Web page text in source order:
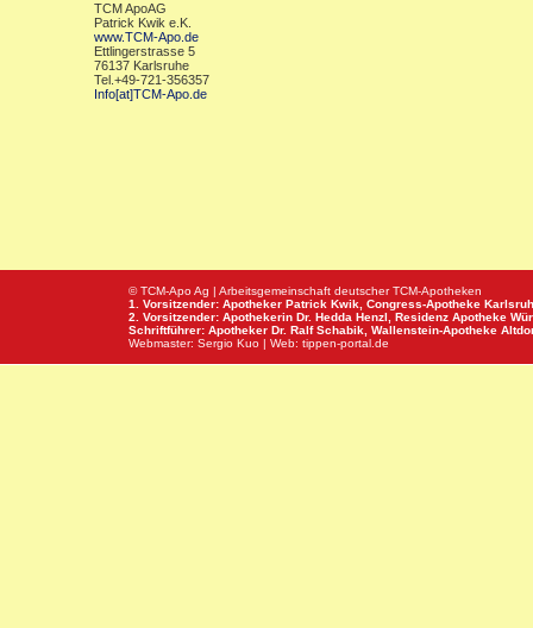
TCM ApoAG
Patrick Kwik e.K.
www.TCM-Apo.de
Ettlingerstrasse 5
76137 Karlsruhe
Tel.+49-721-356357
Info[at]TCM-Apo.de
© TCM-Apo Ag | Arbeitsgemeinschaft deutscher TCM-Apotheken
1. Vorsitzender: Apotheker Patrick Kwik, Congress-Apotheke
2. Vorsitzender: Apothekerin Dr. Hedda Henzl, Residenz Apotheke
Schriftführer: Apotheker Dr. Ralf Schabik, Wallenstein-Apotheke
Webmaster: Sergio Kuo | Web: tippen-portal.de